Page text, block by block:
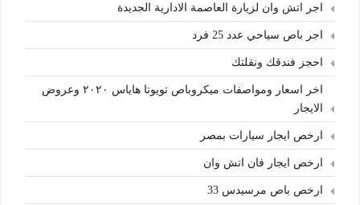
اجر اتش وان لزيارة العاصمة الادارية الجديدة
اجر باص سياحي عدد 25 فرد
احجز فندقك ونقلتك
اخر اسعار ومواصفات ميكروباص تويوتا هاياس ٢٠٢٠ وعروض
الايجار
ارخص ايجار سيارات بمصر
ارخص ايجار فان اتش وان
ارخص باص مرسيدس 33